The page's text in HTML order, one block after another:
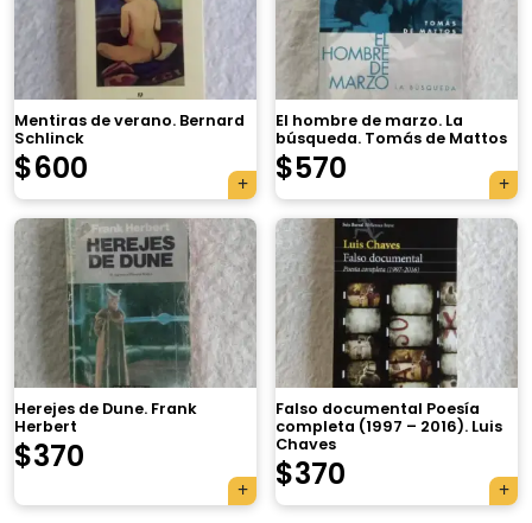
Mentiras de verano. Bernard
Schlinck
$600
El hombre de marzo. La
búsqueda. Tomás de Mattos
$570
Herejes de Dune. Frank
Herbert
$370
Falso documental Poesía
completa (1997 – 2016). Luis
Chaves
$370
×
Tu carrito está vacío.
Agregá un producto y aparecerá acá
automáticamente.